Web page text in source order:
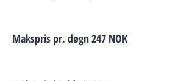
Makspris pr. døgn 247 NOK